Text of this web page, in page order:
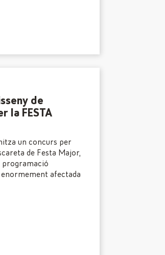
de
la FESTA
un concurs per
de Festa Major,
programació
enormement afectada